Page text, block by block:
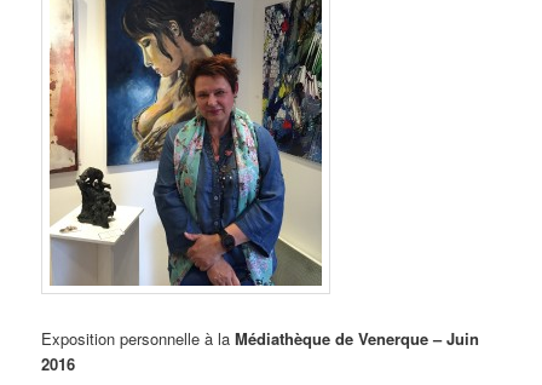
Expositionpersonnelle à laMédiathèque de Venerque – Juin
2016